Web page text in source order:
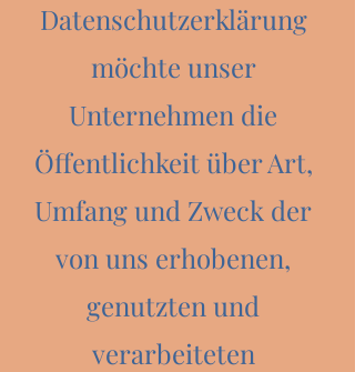
Datenschutzerklärung
möchte unser
Unternehmen die
Öffentlichkeit über Art,
Umfang und Zweck der
von uns erhobenen,
genutzten und
verarbeiteten